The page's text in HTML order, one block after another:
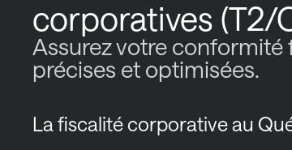
corporatives (T2/
Assurez votre conformité
précises et optimisées.
La fiscalité corporative au